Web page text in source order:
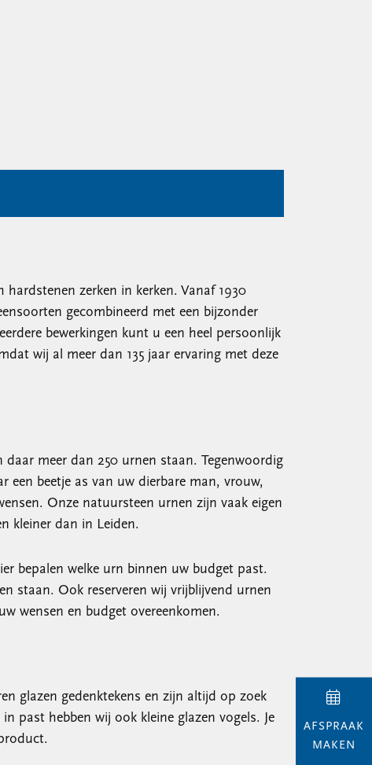
zerken in kerken. Vanaf 1930
gecombineerd met een bijzonder
bewerkingen kunt u een heel persoonlijk
wij al meer dan 135 jaar ervaring met deze
meer dan 250 urnen staan. Tegenwoordig
een beetje as van uw dierbare man, vrouw,
Onze natuursteen urnen zijn vaak eigen
kleiner dan in Leiden.
bepalen welke urn binnen uw budget past.
staan. Ook reserveren wij vrijblijvend urnen
wensen en budget overeenkomen.
glazen gedenktekens en zijn altijd op zoek
past hebben wij ook kleine glazen vogels. Je
AFSPRAAK
MAKEN